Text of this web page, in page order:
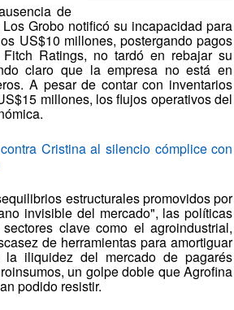
de
Grobo notificó su incapacidad para
US$10 millones, postergando pagos
Ratings, no tardó en rebajar su
claro que la empresa no está en
A pesar de contar con inventarios
millones, los flujos operativos del
Cristina al silencio cómplice con
estructurales promovidos por
invisible del mercado", las políticas
clave como el agroindustrial,
de herramientas para amortiguar
iliquidez del mercado de pagarés
un golpe doble que Agrofina
podido resistir.